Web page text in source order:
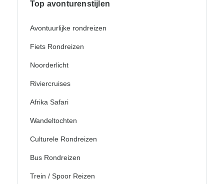
Top avonturenstijlen
Avontuurlijke rondreizen
Fiets Rondreizen
Noorderlicht
Riviercruises
Afrika Safari
Wandeltochten
Culturele Rondreizen
Bus Rondreizen
Trein / Spoor Reizen